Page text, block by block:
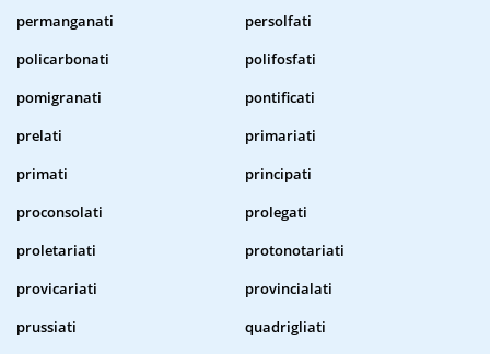
permanganati
persolfati
policarbonati
polifosfati
pomigranati
pontificati
prelati
primariati
primati
principati
proconsolati
prolegati
proletariati
protonotariati
provicariati
provincialati
prussiati
quadrigliati